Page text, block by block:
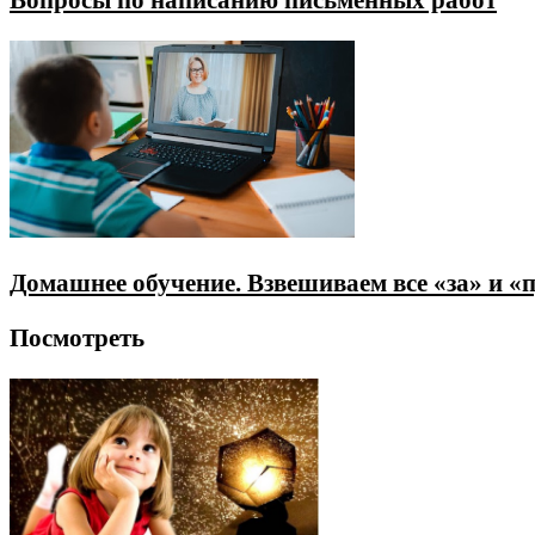
Домашнее обучение. Взвешиваем все «за» и
Посмотреть